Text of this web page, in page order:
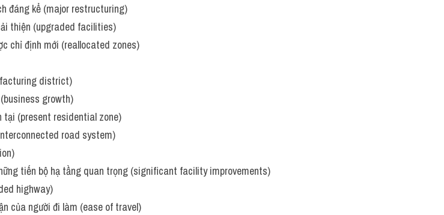
đáng kể (major restructuring)
thiện (upgraded facilities)
chỉ định mới (reallocated zones)
district)
growth)
tại (present residential zone)
road system)
tiến bộ hạ tầng quan trọng (significant facility improvements)
highway)
của người đi làm (ease of travel)